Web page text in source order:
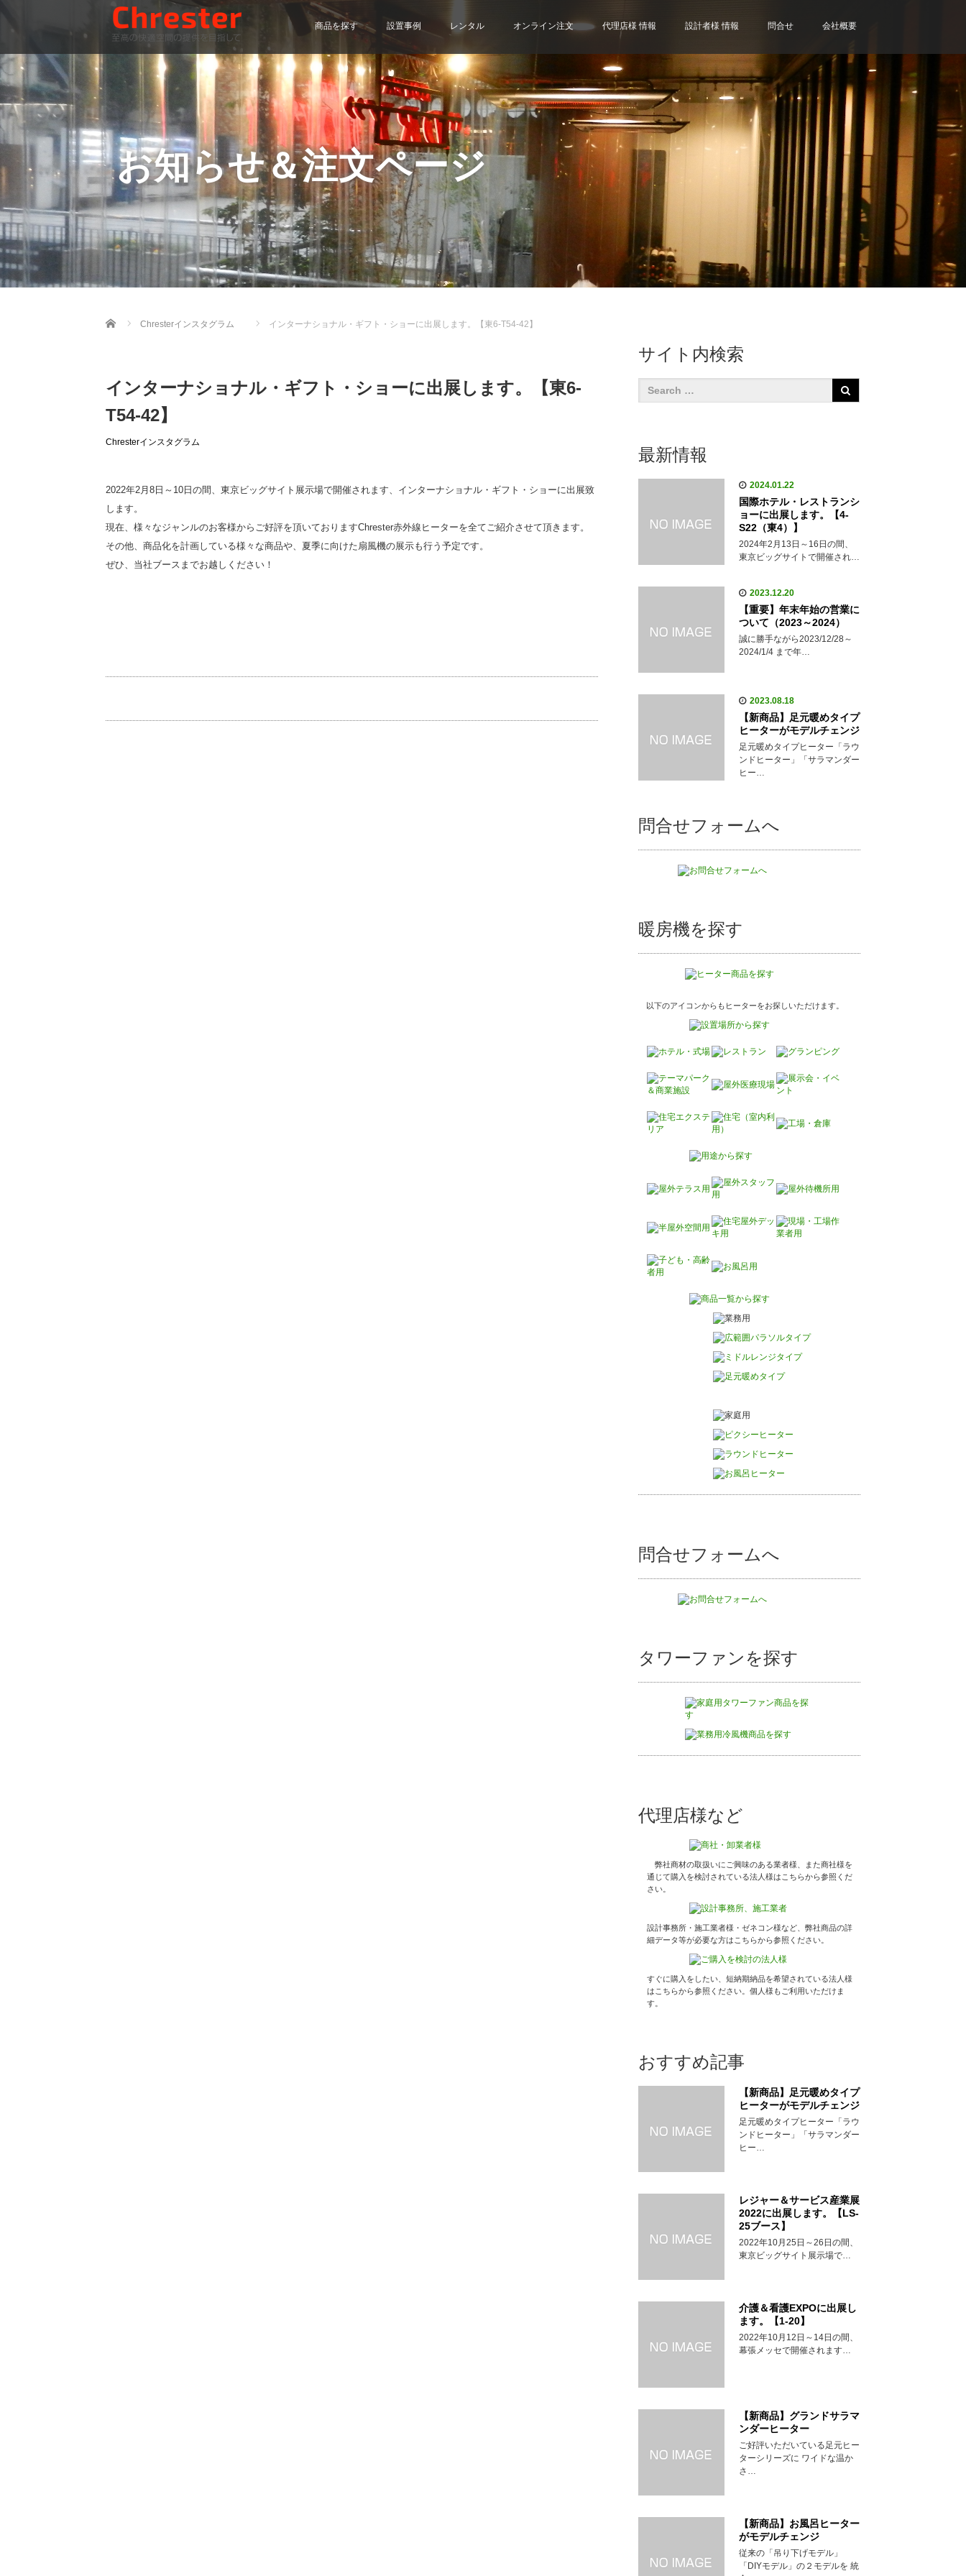
商品を探す 設置事例 レンタル オンライン注文 代理店様 情報 設計者様 情報 問合せ 会社概要
お知らせ＆注文ページ
Home Chresterインスタグラム インターナショナル・ギフト・ショーに出展します。【東6-T54-42】
インターナショナル・ギフト・ショーに出展します。【東6-
T54-42】
Chresterインスタグラム
2022年2月8日～10日の間、東京ビッグサイト展示場で開催されます、インターナショナル・ギフト・ショーに出展致
します。
現在、様々なジャンルのお客様からご好評を頂いておりますChrester赤外線ヒーターを全てご紹介させて頂きます。
その他、商品化を計画している様々な商品や、夏季に向けた扇風機の展示も行う予定です。
ぜひ、当社ブースまでお越しください！
サイト内検索
最新情報
2024.01.22
国際ホテル・レストランシ
ョーに出展します。【4-
S22（東4）】
2024年2月13日～16日の間、
東京ビッグサイトで開催され…
2023.12.20
【重要】年末年始の営業に
ついて（2023～2024）
誠に勝手ながら2023/12/28～
2024/1/4 まで年…
2023.08.18
【新商品】足元暖めタイプ
ヒーターがモデルチェンジ
足元暖めタイプヒーター「ラウ
ンドヒーター」「サラマンダー
ヒー…
問合せフォームへ
暖房機を探す
以下のアイコンからもヒーターをお探しいただけます。
問合せフォームへ
タワーファンを探す
代理店様など
弊社商材の取扱いにご興味のある業者様、また商社様を
通じて購入を検討されている法人様はこちらから参照くだ
さい。
設計事務所・施工業者様・ゼネコン様など、弊社商品の詳
細データ等が必要な方はこちらから参照ください。
すぐに購入をしたい、短納期納品を希望されている法人様
はこちらから参照ください。個人様もご利用いただけま
す。
おすすめ記事
【新商品】足元暖めタイプ
ヒーターがモデルチェンジ
足元暖めタイプヒーター「ラウ
ンドヒーター」「サラマンダー
ヒー…
レジャー＆サービス産業展
2022に出展します。【LS-
25ブース】
2022年10月25日～26日の間、
東京ビッグサイト展示場で…
介護＆看護EXPOに出展し
ます。【1-20】
2022年10月12日～14日の間、
幕張メッセで開催されます…
【新商品】グランドサラマ
ンダーヒーター
ご好評いただいている足元ヒー
ターシリーズに ワイドな温か
さ…
【新商品】お風呂ヒーター
がモデルチェンジ
従来の「吊り下げモデル」
「DIYモデル」の２モデルを 統